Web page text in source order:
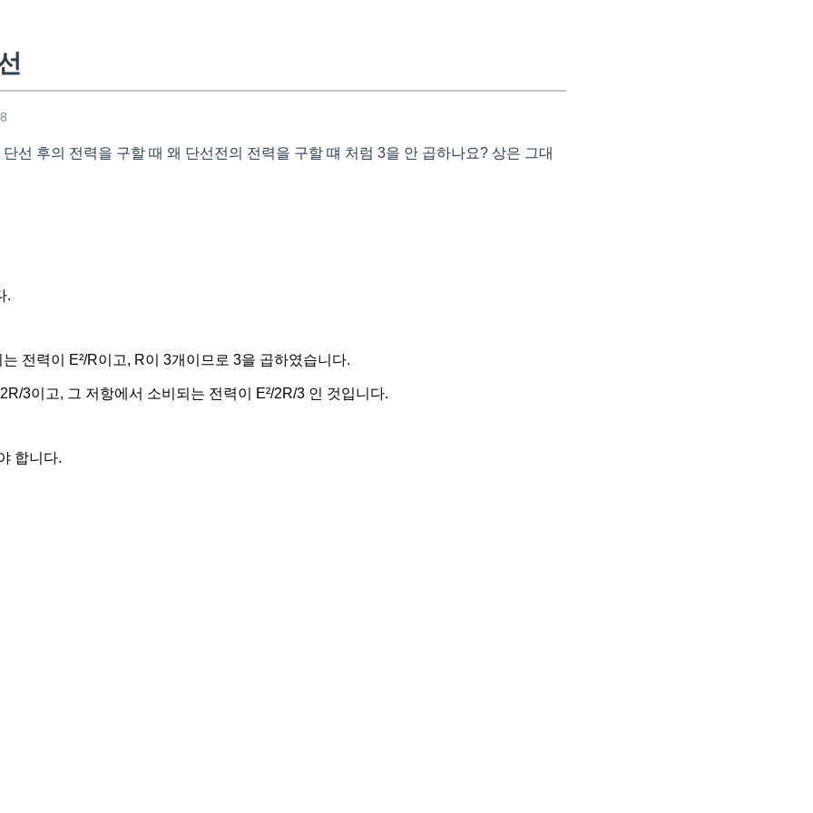
선 후의 전력을 구할 때 왜 단선전의 전력을 구할 떄 처럼 3을 안 곱하나요? 상은 그대
.
전력이 E²/R이고, R이 3개이므로 3을 곱하였습니다.
3이고, 그 저항에서 소비되는 전력이 E²/2R/3 인 것입니다.
합니다.